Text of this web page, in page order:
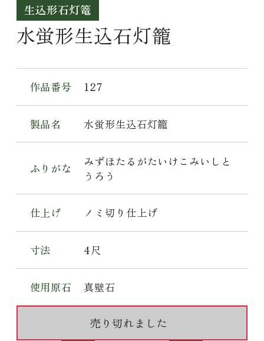
生込形石灯篭
水蛍形生込石灯籠
作品番号 127
製品名 水蛍形生込石灯籠
ふりがな
みずほたるがたいけこみいしと
うろう
仕上げ ノミ切り仕上げ
寸法 4尺
使用原石 真壁石
売り切れました